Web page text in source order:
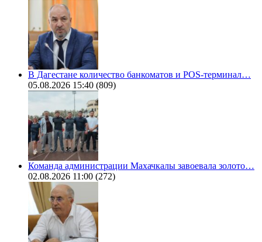
В Дагестане количество банкоматов и POS-терминал…
05.08.2026 15:40 (809)
Команда администрации Махачкалы завоевала золото…
02.08.2026 11:00 (272)